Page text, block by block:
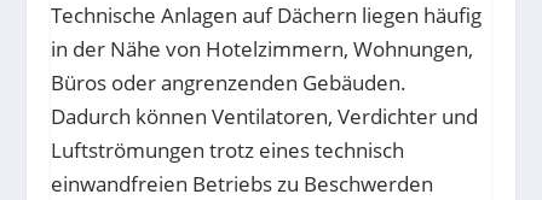
Technische Anlagen auf Dächern liegen häufig
in der Nähe von Hotelzimmern, Wohnungen,
Büros oder angrenzenden Gebäuden.
Dadurch können Ventilatoren, Verdichter und
Luftströmungen trotz eines technisch
einwandfreien Betriebs zu Beschwerden